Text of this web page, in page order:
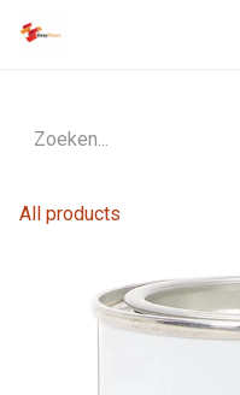
All products